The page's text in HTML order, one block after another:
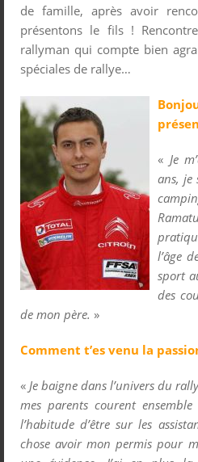
de famille, après avoir
présentons le fils !
rallyman qui compte bien
spéciales de rallye…
« Je
ans, je
l’âge
sport
des
de mon père. »
Comment t’es venu la
« Je baigne dans l’univers du
mes parents courent
l’habitude d’être sur les
chose avoir mon permis pour